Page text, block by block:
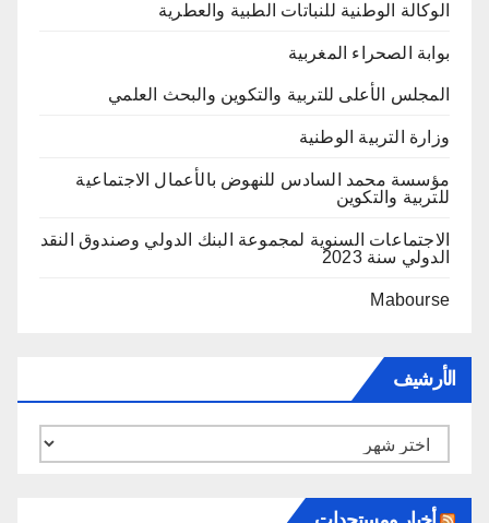
الوكالة الوطنية للنباتات الطبية والعطرية
بوابة الصحراء المغربية
المجلس الأعلى للتربية والتكوين والبحث العلمي
وزارة التربية الوطنية
مؤسسة محمد السادس للنهوض بالأعمال الاجتماعية
للتربية والتكوين
الاجتماعات السنوية لمجموعة البنك الدولي وصندوق النقد
الدولي سنة 2023
Mabourse
الأرشيف
الأرشيف